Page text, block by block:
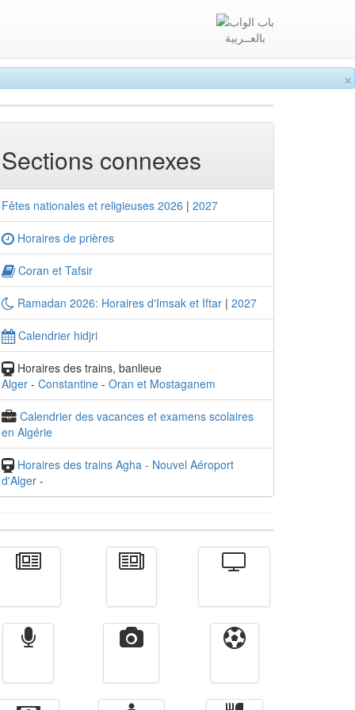
×
بالعــربية
Sections connexes
Fêtes nationales et religieuses 2026 | 2027
Horaires de prières
Coran et Tafsir
Ramadan 2026: Horaires d'Imsak et Iftar | 2027
Calendrier hidjri
Horaires des trains, banlieue
Alger - Constantine - Oran et Mostaganem
Calendrier des vacances et examens scolaires
en Algérie
Horaires des trains Agha - Nouvel Aéroport
d'Alger -